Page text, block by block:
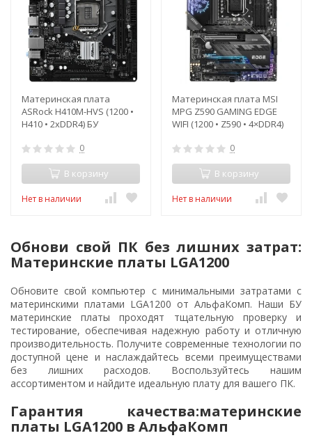
Материнская плата
ASRock H410M-HVS (1200 •
H410 • 2xDDR4) БУ
0
В корзину
Нет в наличии
Материнская плата MSI
MPG Z590 GAMING EDGE
WIFI (1200 • Z590 • 4×DDR4)
0
В корзину
Нет в наличии
Обнови свой ПК без лишних затрат:
Материнские платы LGA1200
Обновите свой компьютер с минимальными затратами с
материнскими платами LGA1200 от АльфаКомп. Наши БУ
материнские платы проходят тщательную проверку и
тестирование, обеспечивая надежную работу и отличную
производительность. Получите современные технологии по
доступной цене и наслаждайтесь всеми преимуществами
без лишних расходов. Воспользуйтесь нашим
ассортиментом и найдите идеальную плату для вашего ПК.
Гарантия качества:материнские
платы LGA1200 в АльфаКомп